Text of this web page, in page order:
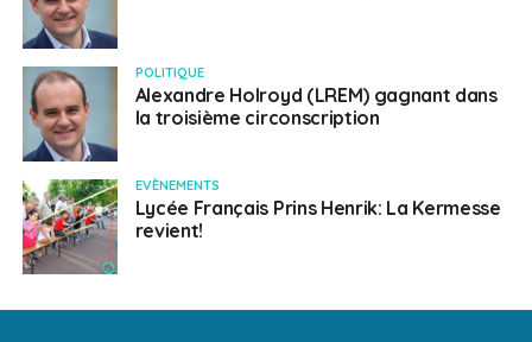
POLITIQUE
Alexandre Holroyd (LREM) gagnant dans
la troisième circonscription
EVÈNEMENTS
Lycée Français Prins Henrik: La Kermesse
revient!